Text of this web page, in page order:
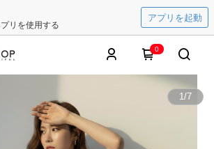
リを使用する
アプリを起動
0
1/7